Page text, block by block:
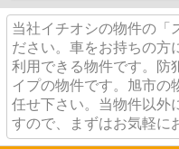
当社イチオシの物件の「
ださい。車をお持ちの方
利用できる物件です。防
イプの物件です。旭市の
任せ下さい。当物件以外
すので、まずはお気軽に